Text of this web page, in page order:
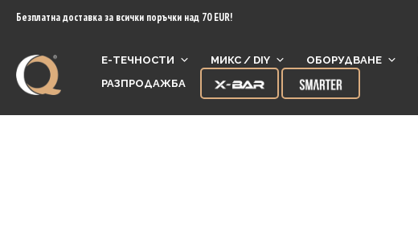
content
Безплатна доставка за всички поръчки над 70 EUR!
Е-ТЕЧНОСТИ МИКС / DIY ОБОРУДВАНЕ
РАЗПРОДАЖБА